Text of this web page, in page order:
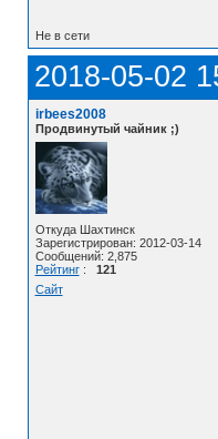
Не в сети
2018-05-02
irbees2008
Продвинутый чайник ;)
Откуда Шахтинск
Зарегистрирован: 2012-03-14
Сообщений: 2,875
Рейтинг: 121
Сайт